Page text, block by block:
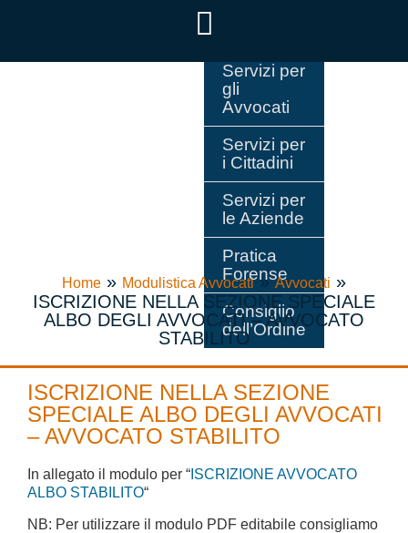
Servizi per
gli
Avvocati
Servizi per
i Cittadini
Servizi per
le Aziende
Pratica
Forense
Consiglio
dell’Ordine
Home » Modulistica Avvocati»Avvocati »
ISCRIZIONE NELLA SEZIONE SPECIALE
ALBO DEGLI AVVOCATI – AVVOCATO
STABILITO
ISCRIZIONE NELLA SEZIONE
SPECIALE ALBO DEGLI AVVOCATI
– AVVOCATO STABILITO
In allegato il modulo per “ ISCRIZIONE AVVOCATO
ALBO STABILITO“
NB: Per utilizzare il modulo PDF editabile consigliamo